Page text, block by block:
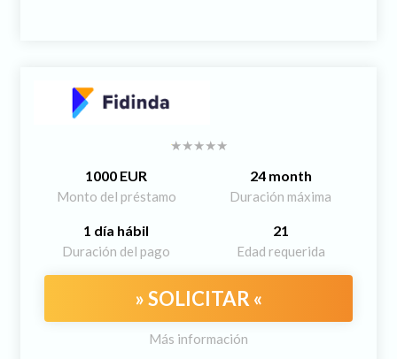
1000 EUR
Monto del préstamo
24 month
Duración máxima
1 día hábil
Duración del pago
21
Edad requerida
» SOLICITAR «
Más información